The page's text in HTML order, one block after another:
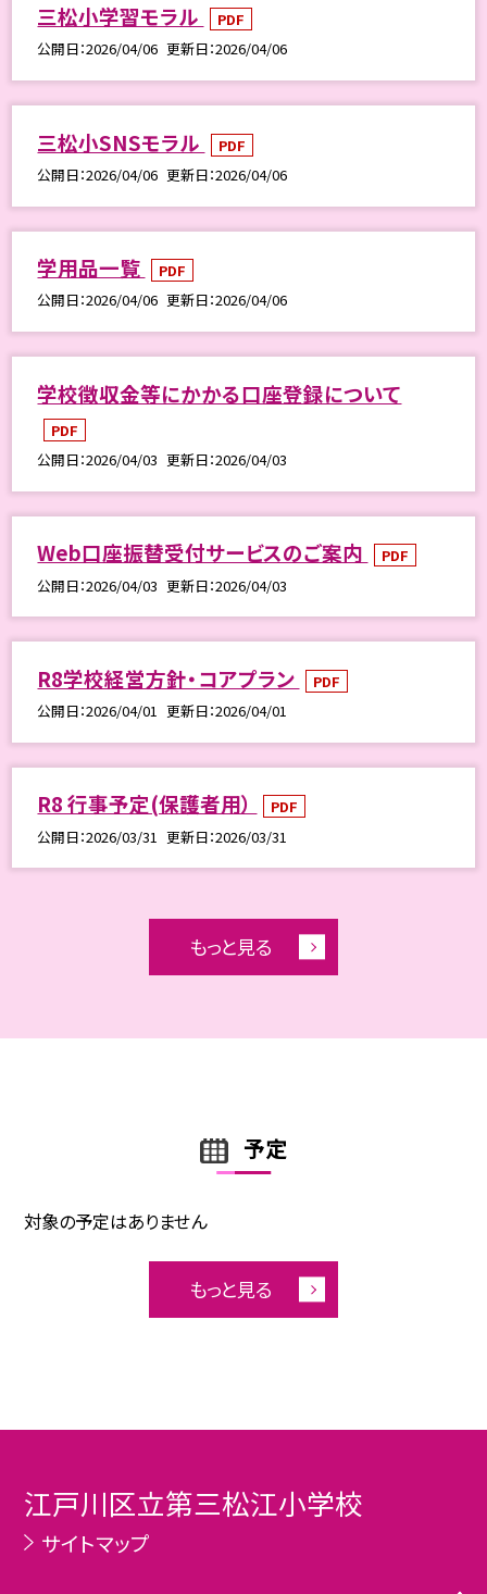
三松小学習モラル
PDF
公開日 2026/04/06 更新日 2026/04/06
三松小SNSモラル
PDF
公開日 2026/04/06 更新日 2026/04/06
学用品一覧
PDF
公開日 2026/04/06 更新日 2026/04/06
学校徴収金等にかかる口座登録について
PDF
公開日 2026/04/03 更新日 2026/04/03
Web口座振替受付サービスのご案内
PDF
公開日 2026/04/03 更新日 2026/04/03
R8学校経営方針・コアプラン
PDF
公開日 2026/04/01 更新日 2026/04/01
R8 行事予定(保護者用）
PDF
公開日 2026/03/31 更新日 2026/03/31
もっと見る
予定
対象の予定はありません
もっと見る
江戸川区立第三松江小学校
サイトマップ